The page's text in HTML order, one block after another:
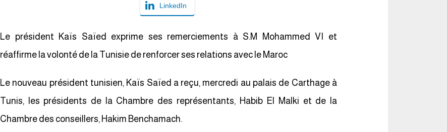
LinkedIn
Le président Kaïs Saïed exprime ses remerciements à S.M Mohammed VI et
réaffirme la volonté de la Tunisie de renforcer ses relations avec le Maroc
Le nouveau président tunisien, Kaïs Saïed a reçu, mercredi au palais de Carthage à
Tunis, les présidents de la Chambre des représentants, Habib El Malki et de la
Chambre des conseillers, Hakim Benchamach.